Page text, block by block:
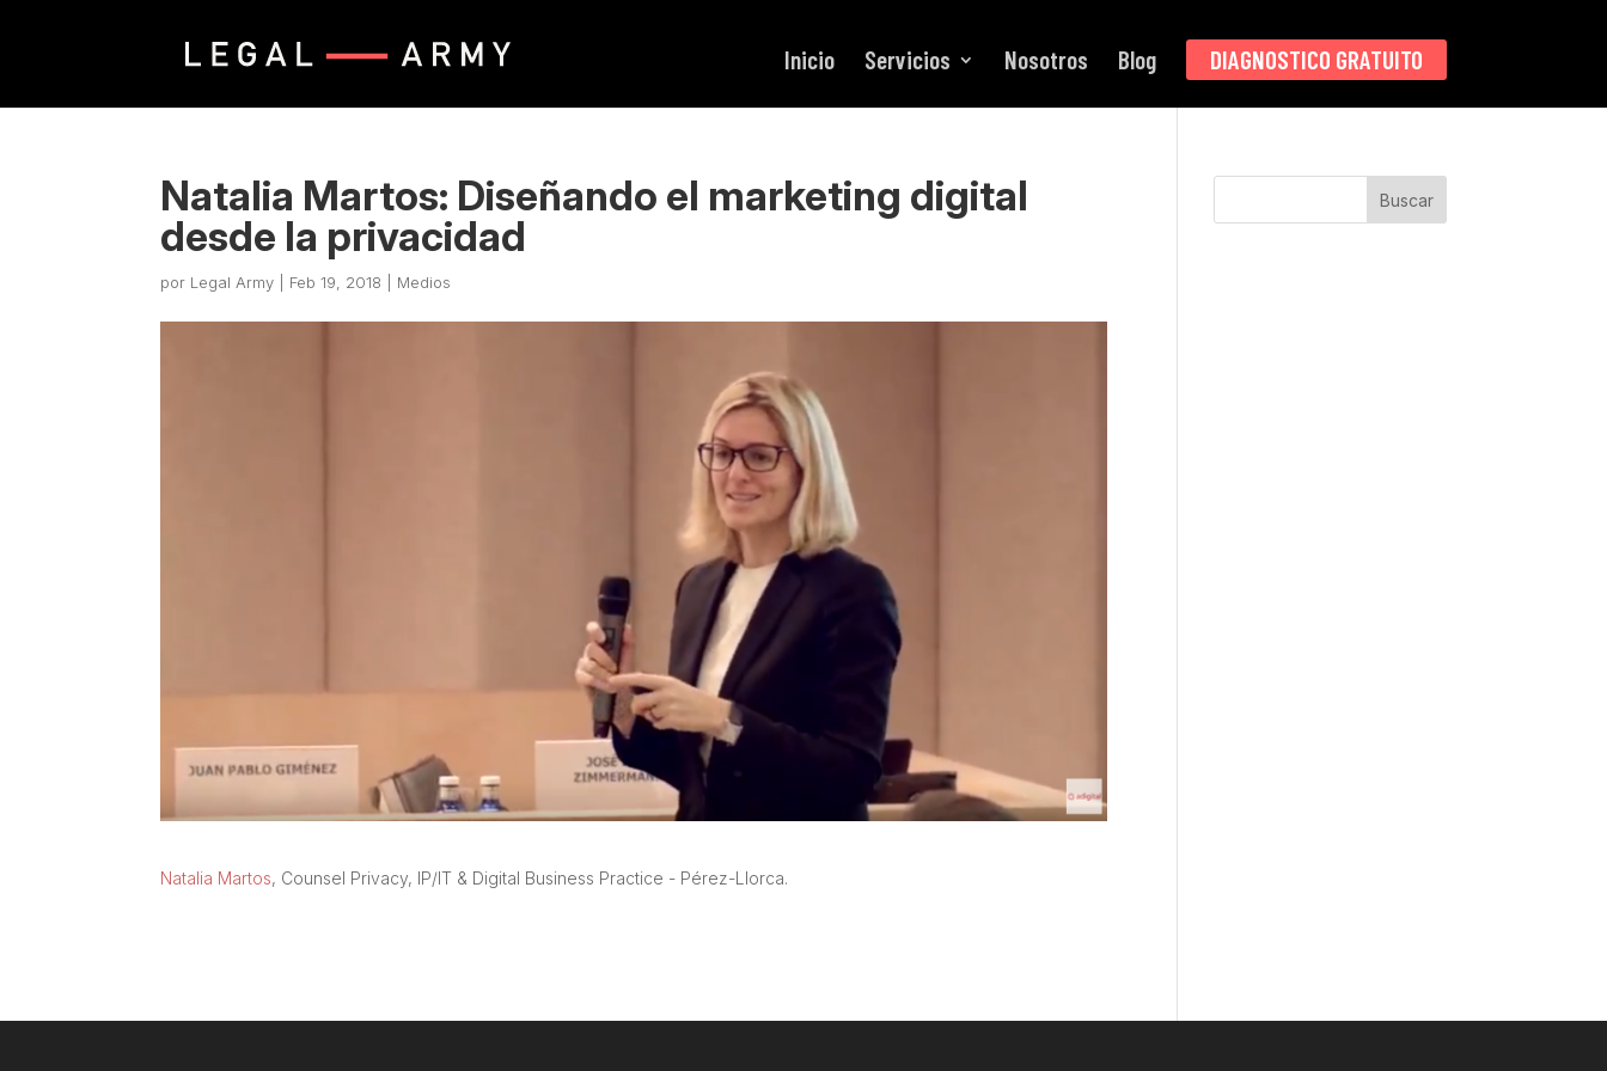
Inicio Servicios Nosotros Blog DIAGNOSTICO GRATUITO
Natalia Martos: Diseñando el marketing digital
desde la privacidad
por Legal Army Feb 19, 2018 Medios
Natalia Martos, Counsel Privacy, IP/IT & Digital Business Practice - Pérez-Llorca.
Buscar